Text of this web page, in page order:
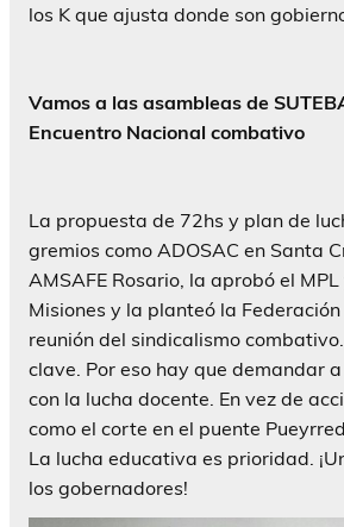
los K que ajusta donde son
Vamos a las asambleas de
Encuentro Nacional combativo
La propuesta de 72hs y plan de
gremios como ADOSAC en Santa
AMSAFE Rosario, la aprobó el
Misiones y la planteó la
reunión del sindicalismo
clave. Por eso hay que demandar
con la lucha docente. En vez de
como el corte en el puente
La lucha educativa es prioridad.
los gobernadores!